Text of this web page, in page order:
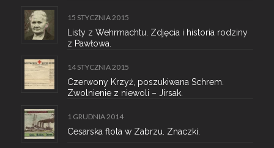
15 STYCZNIA 2015
Listy z Wehrmachtu. Zdjęcia i historia rodziny
z Pawłowa.
14 STYCZNIA 2015
Czerwony Krzyż, poszukiwana Schrem.
Zwolnienie z niewoli – Jirsak.
1 GRUDNIA 2014
Cesarska flota w Zabrzu. Znaczki.